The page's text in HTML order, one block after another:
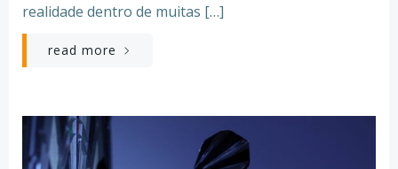
realidade dentro de muitas […]
read more